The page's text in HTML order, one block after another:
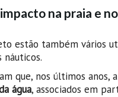
na praia e
estão também vários
que, nos últimos anos,
água, associados em